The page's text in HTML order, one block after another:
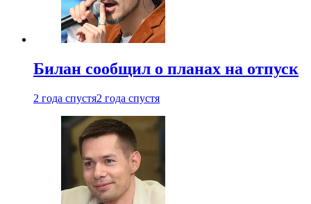
Билан сообщил о планах на отпуск
2 года спустя2 года спустя